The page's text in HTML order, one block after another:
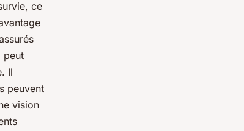
ce
peut
Il
peuvent
vision